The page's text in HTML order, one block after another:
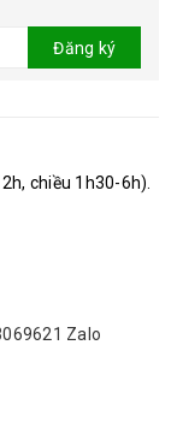
Đăng ký
chiều 1h30-6h).
Zalo